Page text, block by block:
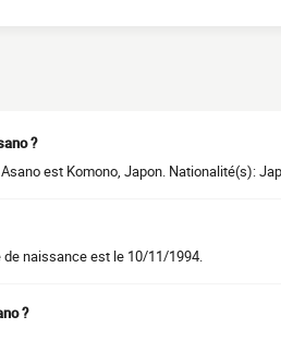
?
est Komono, Japon. Nationalité(s):
de naissance est le 10/11/1994.
?